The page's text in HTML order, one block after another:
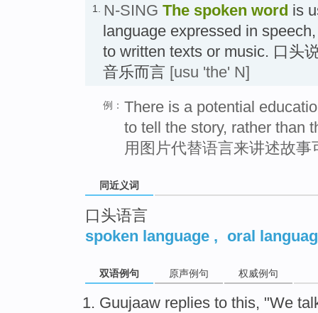
1. N-SING The spoken word is
language expressed in
to written texts or music. 口头
音乐而言 [usu 'the' N]
例： There is a potential
to tell the story, rather than
用图片代替语言来讲述故
同近义词
口头语言
spoken language , oral
双语例句 原声例句 权威例句
Guujaaw replies to this, "We